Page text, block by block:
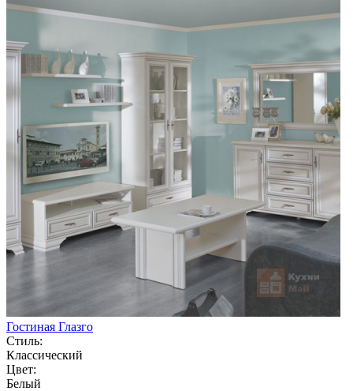
Гостиная Глазго
Стиль:
Классический
Цвет:
Белый